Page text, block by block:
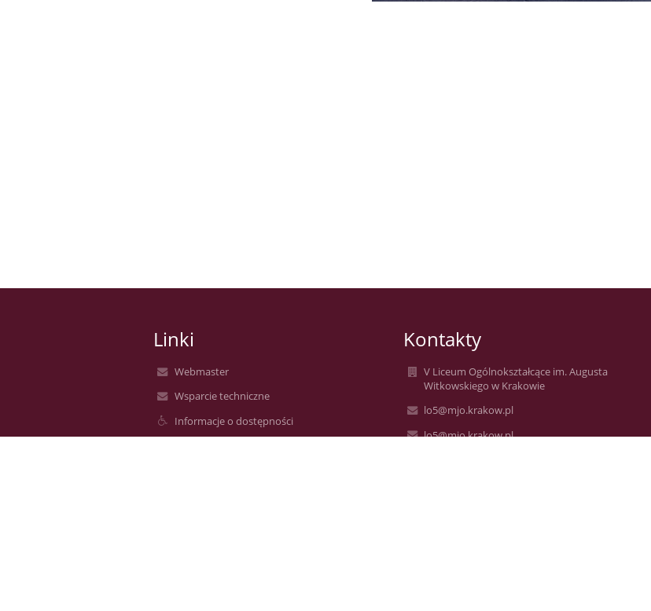
Linki
Webmaster
Wsparcie techniczne
Informacje o dostępności
Kontakty
V Liceum Ogólnokształcące im. Augusta
Witkowskiego w Krakowie
lo5@mjo.krakow.pl
lo5@mjo.krakow.pl